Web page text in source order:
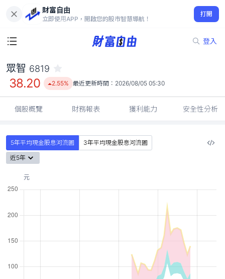
財富自由
立即使用APP，開啟您的股市智慧導航！
打開
登入
38.20
2.55%
眾智 6819
38.20 2.55% 最近更新時間： 2026/08/05 05:30
個股概覽 財務報表 獲利能力 安全性分析
5年平均現金股息河流圖
3年平均現金股息河流圖
近5年